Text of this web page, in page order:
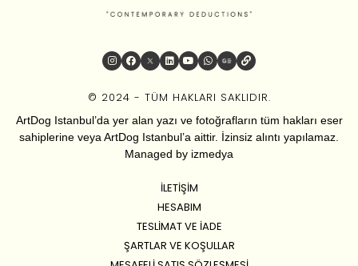
© 2024 - TÜM HAKLARI SAKLIDIR.
ArtDog Istanbul’da yer alan yazı ve fotoğrafların tüm hakları eser
sahiplerine veya ArtDog Istanbul’a aittir. İzinsiz alıntı yapılamaz.
Managed by izmedya
İLETIŞIM
HESABIM
TESLIMAT VE İADE
ŞARTLAR VE KOŞULLAR